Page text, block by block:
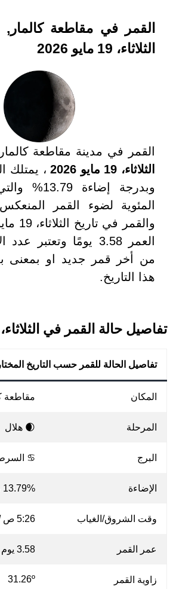
القمر في مقاطعة كالمار,
الثلاثاء، 19 مايو 2026
القمر في مدينة مقاطعة
الثلاثاء، 19 مايو 2026
، يمتلك
وبدرجة إضاءة
المئوية لضوء القمر
العمر 3.58 يومًا
من أخر قمر جديد او بمعنى
هذا التاريخ.
تفاصيل حالة القمر في الثلاثاء، 19 مايو 2026
تفاصيل الحالة للقمر حسب التاريخ المختار
المكان مقاطعة
المرحلة 🌒 هلال
البرج ♋
الإضاءة 13.79% مضيء
وقت الشروق/الغياب 5:26 ص / 12:46 ص
عمر القمر 3.58 يوم
زاوية القمر 31.26º